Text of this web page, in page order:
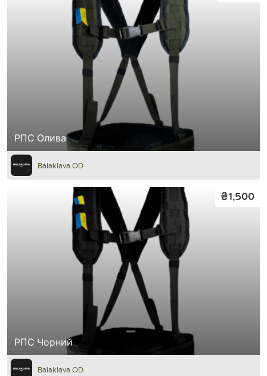
РПС Олива
Balaklava OD
РПС Чорний
₴1,500
Balaklava OD